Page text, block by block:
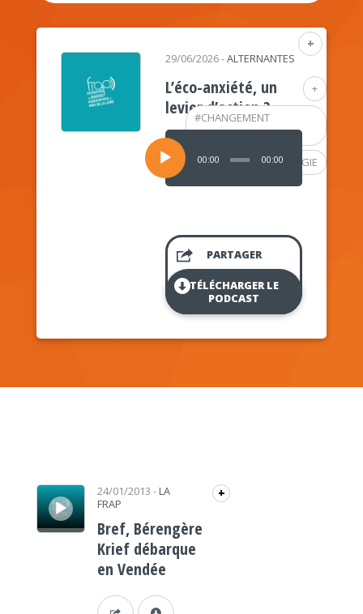
+
+
#CHANGEMENT
CLIMATIQUE
#PSYCHOLOGIE
29/06/2026-ALTERNANTES
L’éco-anxiété, un
levier d’action ?
Lecteur
audio
00:00 00:00
PARTAGER
TÉLÉCHARGER LE
PODCAST
Lecteur audio 24/01/2013 - LA
FRAP
+
Bref, Bérengère
Krief débarque
en Vendée